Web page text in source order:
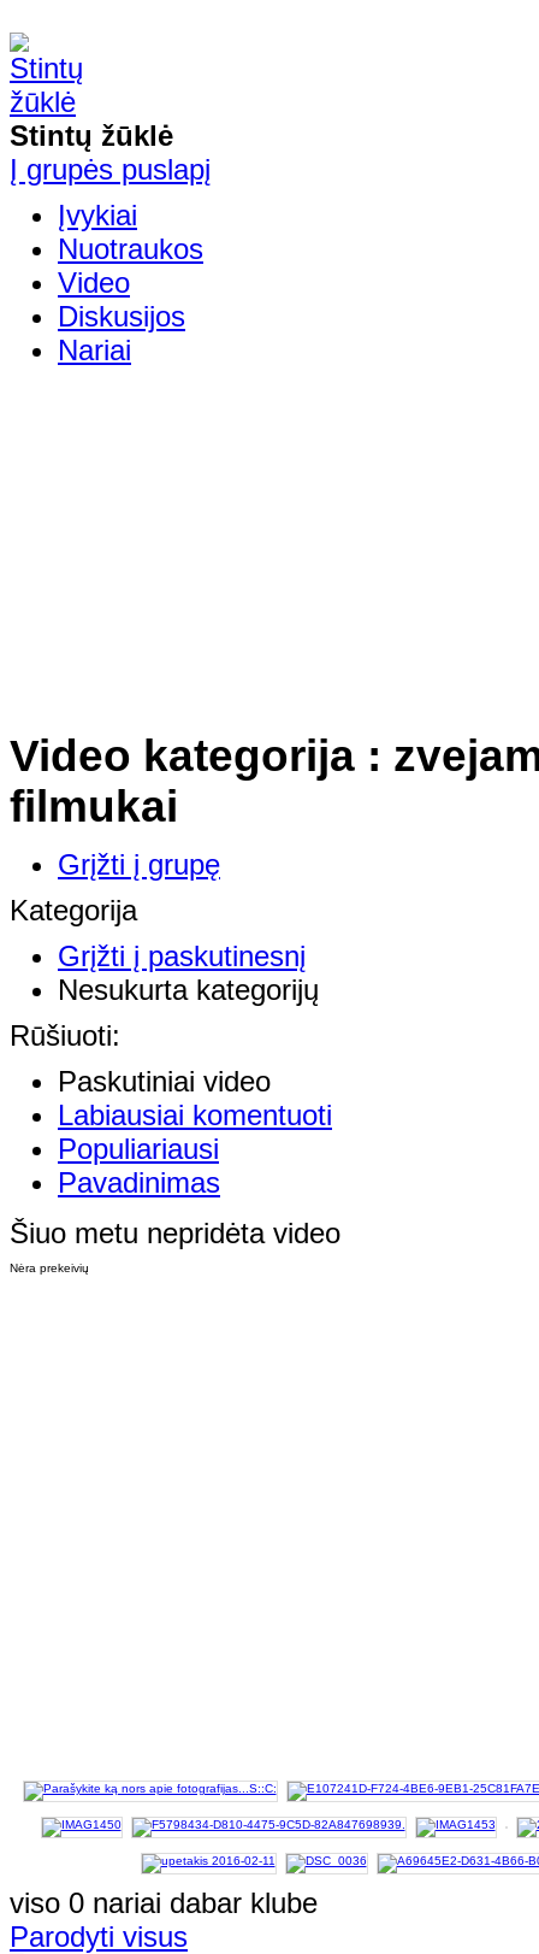
Stintų žūklė
Į grupės puslapį
Įvykiai
Nuotraukos
Video
Diskusijos
Nariai
Video kategorija :
filmukai
Grįžti į grupę
Kategorija
Grįžti į paskutinesnį
Nesukurta kategorijų
Rūšiuoti:
Paskutiniai video
Labiausiai komentuoti
Populiariausi
Pavadinimas
Šiuo metu nepridėta video
Nėra prekeivių
viso 0 nariai dabar klube
Parodyti visus